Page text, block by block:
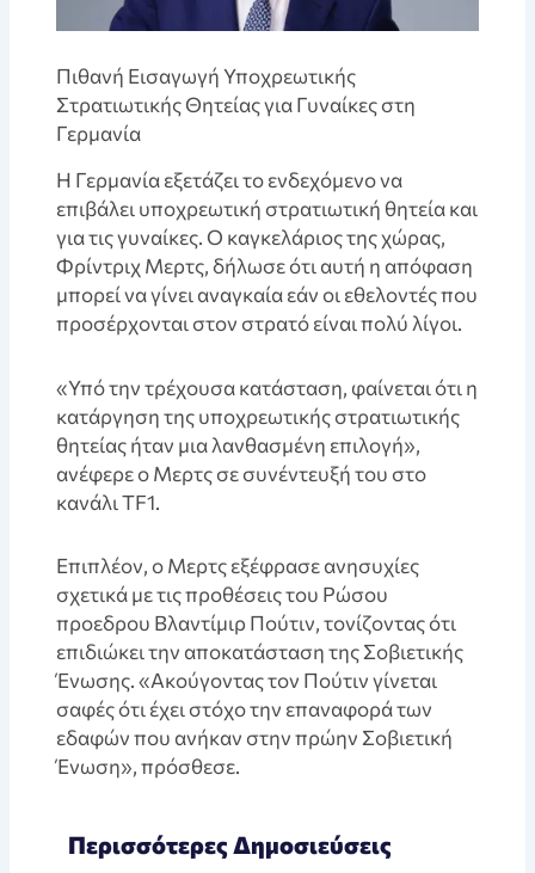
Πιθανή Εισαγωγή Υποχρεωτικής
Στρατιωτικής Θητείας για Γυναίκες στη
Γερμανία
Η Γερμανία εξετάζει το ενδεχόμενο να
επιβάλει υποχρεωτική στρατιωτική θητεία και
για τις γυναίκες. Ο καγκελάριος της χώρας,
Φρίντριχ Μερτς, δήλωσε ότι αυτή η απόφαση
μπορεί να γίνει αναγκαία εάν οι εθελοντές που
προσέρχονται στον στρατό είναι πολύ λίγοι.
«Υπό την τρέχουσα κατάσταση, φαίνεται ότι η
κατάργηση της υποχρεωτικής στρατιωτικής
θητείας ήταν μια λανθασμένη επιλογή»,
ανέφερε ο Μερτς σε συνέντευξή του στο
κανάλι TF1.
Επιπλέον, ο Μερτς εξέφρασε ανησυχίες
σχετικά με τις προθέσεις του Ρώσου
προεδρου Βλαντίμιρ Πούτιν, τονίζοντας ότι
επιδιώκει την αποκατάσταση της Σοβιετικής
Ένωσης. «Ακούγοντας τον Πούτιν γίνεται
σαφές ότι έχει στόχο την επαναφορά των
εδαφών που ανήκαν στην πρώην Σοβιετική
Ένωση», πρόσθεσε.
Περισσότερες Δημοσιεύσεις